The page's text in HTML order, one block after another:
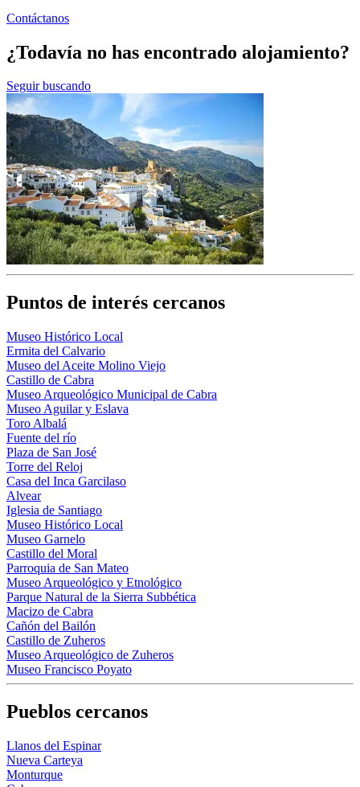
Contáctanos
¿Todavía no has encontrado alojamiento?
Seguir buscando
Puntos de interés cercanos
Museo Histórico Local
Ermita del Calvario
Museo del Aceite Molino Viejo
Castillo de Cabra
Museo Arqueológico Municipal de Cabra
Museo Aguilar y Eslava
Toro Albalá
Fuente del río
Plaza de San José
Torre del Reloj
Casa del Inca Garcilaso
Alvear
Iglesia de Santiago
Museo Histórico Local
Museo Garnelo
Castillo del Moral
Parroquia de San Mateo
Museo Arqueológico y Etnológico
Parque Natural de la Sierra Subbética
Macizo de Cabra
Cañón del Bailón
Castillo de Zuheros
Museo Arqueológico de Zuheros
Museo Francisco Poyato
Pueblos cercanos
Llanos del Espinar
Nueva Carteya
Monturque